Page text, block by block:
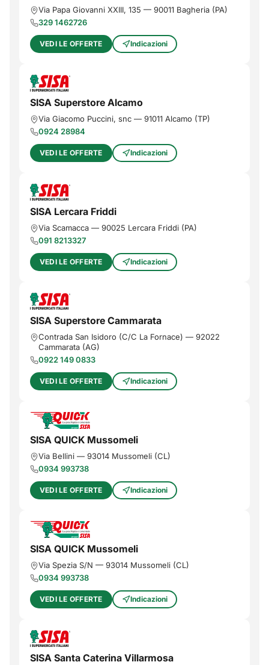
Via Papa Giovanni XXIII, 135 — 90011 Bagheria (PA)
329 1462726
VEDI LE OFFERTE Indicazioni
SISA Superstore Alcamo
Via Giacomo Puccini, snc — 91011 Alcamo (TP)
0924 28984
VEDI LE OFFERTE Indicazioni
SISA Lercara Friddi
Via Scamacca — 90025 Lercara Friddi (PA)
091 8213327
VEDI LE OFFERTE Indicazioni
SISA Superstore Cammarata
Contrada San Isidoro (C/C La Fornace) — 92022
Cammarata (AG)
0922 149 0833
VEDI LE OFFERTE Indicazioni
SISA QUICK Mussomeli
Via Bellini — 93014 Mussomeli (CL )
0934 993738
VEDI LE OFFERTE Indicazioni
SISA QUICK Mussomeli
Via Spezia S/N — 93014 Mussomeli (CL )
0934 993738
VEDI LE OFFERTE Indicazioni
SISA Santa Caterina Villarmosa